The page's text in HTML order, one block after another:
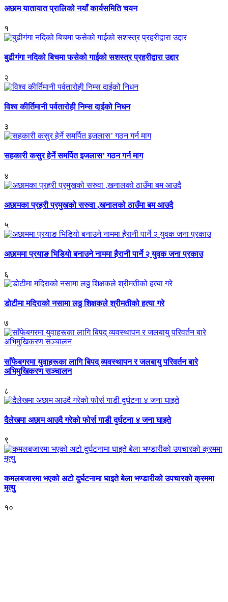
अछाम यातायात प्रालिको नयाँ कार्यसमिति चयन
१
बुढीगंगा नदिको बिचमा फसेको गाईको सशस्त्र प्रहरीद्वारा उद्दार
२
विश्व कीर्तिमानी पर्वतारोही निम्स दाईको निधन
३
सहकारी कसुर हेर्ने समर्पित इजलास’ गठन गर्न माग
४
अछामका प्रहरी प्रमुखको सरुवा ,खनालको ठाउँमा बम आउदै
५
अछाममा प्रयाङ भिडियो बनाउने नाममा हैरानी पार्ने २ युवक जना प्रकाउ
६
डोटीमा मदिराको नसामा लठ्ठ शिक्षकले श्रीमतीको हत्या गरे
७
साँफेबगरमा युवाहरूका लागि बिपद् व्यवस्थापन र जलबायु परिवर्तन बारे
अभिमुखिकरण सञ्चालन
८
दैलेखमा अछाम आउदै गरेको फोर्स गाडी दुर्घटना ४ जना घाइते
९
कमलबजारमा भएको अटो दुर्घटनामा घाइते बेला भण्डारीको उपचारको क्रममा
मृत्युु
१०